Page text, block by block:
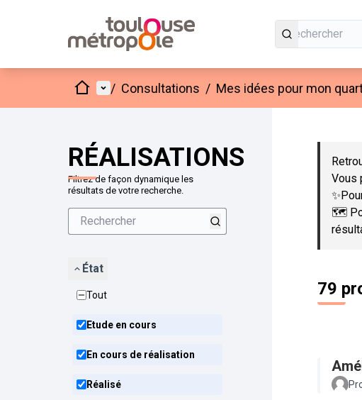
AccueilMenu principal
/ Consultations / Mes idées pour mon
RÉALISATIONS
Filtrez de façon dynamique les
résultats de votre recherche.
État
Tout
Etude en cours
En cours de réalisation
Réalisé
Passer la carte
Vous
🗺️
79